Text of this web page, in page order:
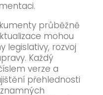
průběžně
mohou
legislativy, rozvoj
Každý
verze a
přehlednosti